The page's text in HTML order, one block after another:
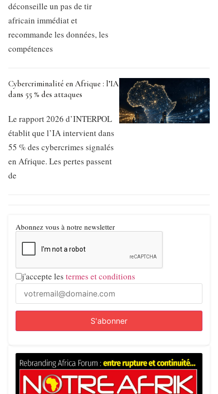
déconseille un pas de tir
africain immédiat et
recommande les données, les
compétences
Cybercriminalité en Afrique : l’IA
dans 55 % des attaques
Le rapport 2026 d’INTERPOL
établit que l’IA intervient dans
55 % des cybercrimes signalés
en Afrique. Les pertes passent
de
Abonnez vous à notre newsletter
j'accepte les termes et conditions